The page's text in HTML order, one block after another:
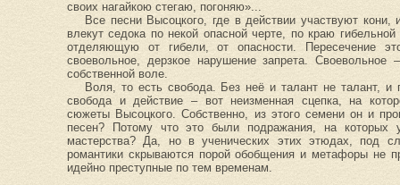
своих нагайкою стегаю, погоняю»...
Все песни Высоцкого, где в действии участвуют
влекут седока по некой опасной черте, по краю
отделяющую от гибели, от опасности. Пересечение
своевольное, дерзкое нарушение запрета.
собственной воле.
Воля, то есть свобода. Без неё и талант не талант, и
свобода и действие – вот неизменная сцепка, на
сюжеты Высоцкого. Собственно, из этого семени он и
песен? Потому что это были подражания, на которых
мастерства? Да, но в ученических этих этюдах, под
романтики скрываются порой обобщения и метафоры не
идейно преступные по тем временам.